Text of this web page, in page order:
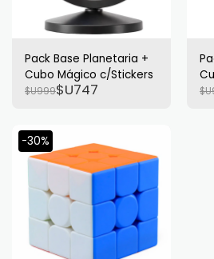
Pack Base Planetaria +
Cubo Mágico c/Stickers
$U999$U747 $U
-30%